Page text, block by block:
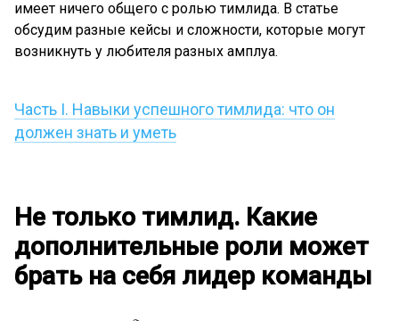
имеет ничего общего с ролью тимлида. В статье
обсудим разные кейсы и сложности, которые могут
возникнуть у любителя разных амплуа.
Часть I. Навыки успешного тимлида: что он
должен знать и уметь
Не только тимлид. Какие
дополнительные роли может
брать на себя лидер команды